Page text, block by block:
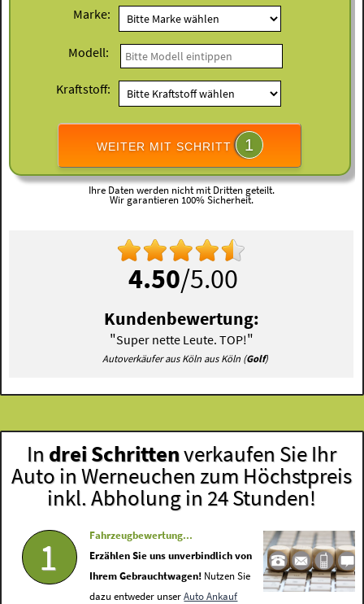
Marke:
Modell:
Kraftstoff:
WEITER MIT SCHRITT 1
Ihre Daten werden nicht mit Dritten geteilt.
Wir garantieren 100% Sicherheit.
4.50/5.00
Kundenbewertung:
"Super nette Leute. TOP!"
Autoverkäufer aus Köln aus Köln (Golf)
In drei Schrittenverkaufen Sie Ihr
Auto in Werneuchen zum Höchstpreis
inkl. Abholung in 24 Stunden!
1
Fahrzeugbewertung...
Erzählen Sie uns unverbindlich von
Ihrem Gebrauchtwagen! Nutzen Sie
dazu entweder unserAuto Ankauf